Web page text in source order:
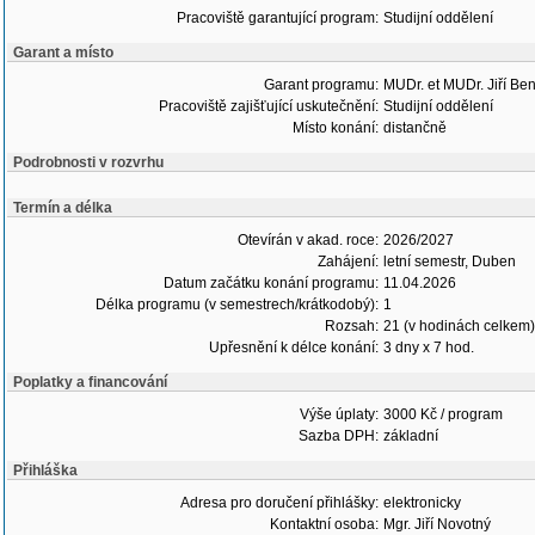
Pracoviště garantující program: Studijní oddělení
Garant a místo
Garant programu: MUDr. et MUDr. Jiří
Pracoviště zajišťující uskutečnění: Studijní oddělení
Místo konání: distančně
Podrobnosti v rozvrhu
Termín a délka
Otevírán v akad. roce: 2026/2027
Zahájení: letní semestr, Duben
Datum začátku konání programu: 11.04.2026
Délka programu (v semestrech/krátkodobý): 1
Rozsah: 21 (v hodinách celkem)
Upřesnění k délce konání: 3 dny x 7 hod.
Poplatky a financování
Výše úplaty: 3000 Kč / program
Sazba DPH: základní
Přihláška
Adresa pro doručení přihlášky: elektronicky
Kontaktní osoba: Mgr. Jiří Novotný